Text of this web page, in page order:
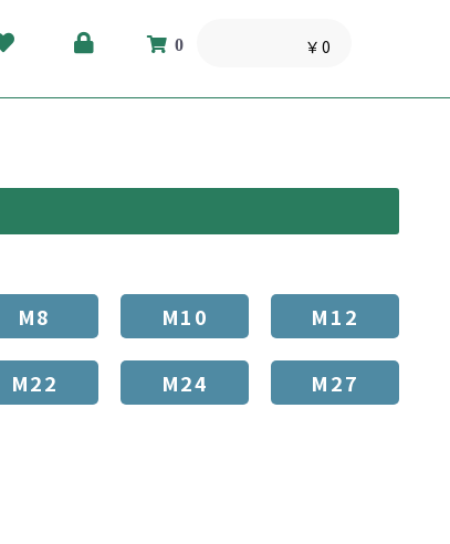
0 ￥0
M8 M10 M12
M22 M24 M27